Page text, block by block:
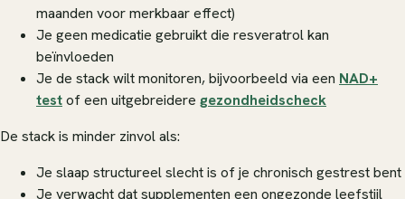
maanden voor merkbaar effect)
Je geen medicatie gebruikt die resveratrol kan
beïnvloeden
Je de stack wilt monitoren, bijvoorbeeld via een NAD+
testof een uitgebreidere gezondheidscheck
De stack is minder zinvol als:
Je slaap structureel slecht is of je chronisch gestrest bent
Je verwacht dat supplementen een ongezonde leefstijl